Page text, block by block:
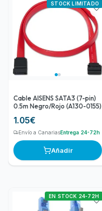
Cable AISENS SATA3 (7-pin)
0.5m Negro/Rojo (A130-0155)
1.05€
STOCK LIMITADO
Envío a CanariasEntrega 24-72h
Añadir
EN STOCK 24-72H